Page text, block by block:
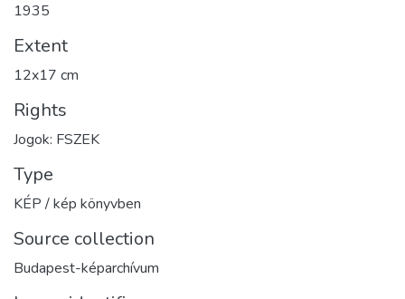
1935
Extent
12x17 cm
Rights
Jogok: FSZEK
Type
KÉP / kép könyvben
Source collection
Budapest-képarchívum